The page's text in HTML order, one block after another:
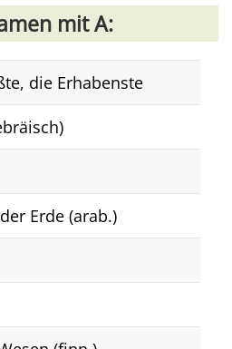
mit A:
die Erhabenste
Erde (arab.)